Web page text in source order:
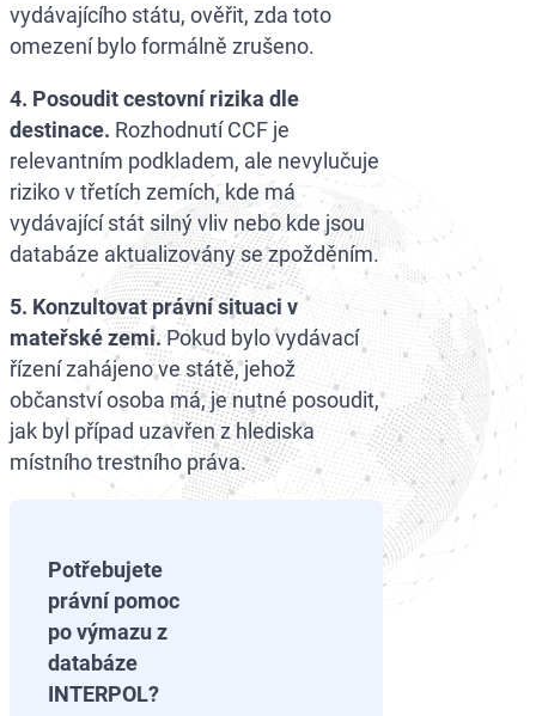
vydávajícího státu, ověřit, zda toto
omezení bylo formálně zrušeno.
4. Posoudit cestovní rizika dle
destinace. Rozhodnutí CCF je
relevantním podkladem, ale nevylučuje
riziko v třetích zemích, kde má
vydávající stát silný vliv nebo kde jsou
databáze aktualizovány se zpožděním.
5. Konzultovat právní situaci v
mateřské zemi.Pokud bylo vydávací
řízení zahájeno ve státě, jehož
občanství osoba má, je nutné posoudit,
jak byl případ uzavřen z hlediska
místního trestního práva.
Potřebujete
právní pomoc
po výmazu z
databáze
INTERPOL?